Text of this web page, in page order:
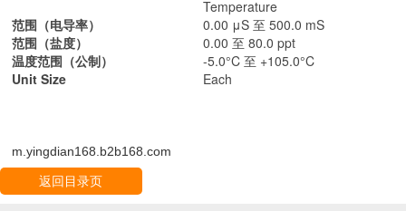
Temperature
范围（电导率）
0.00 μS 至 500.0 mS
范围（盐度）
0.00 至 80.0 ppt
温度范围（公制）
-5.0°C 至 +105.0°C
Unit Size
Each
m.yingdian168.b2b168.com
返回目录页